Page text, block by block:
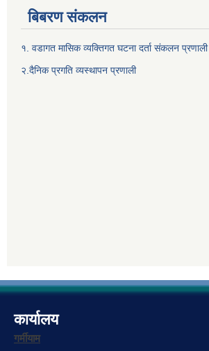
बिबरण संकलन
१. वडागत मासिक व्यक्तिगत घटना दर्ता संकलन प्रणाली
२.दैनिक प्रगति व्यस्थापन प्रणाली
कार्यालय
गर्मीयाम